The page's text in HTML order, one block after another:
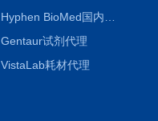
Gentaur试剂代理
VistaLab耗材代理